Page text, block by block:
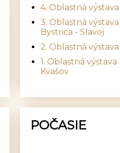
4. Oblastná
3. Oblastná
Bystrica - Slavoj
2. Oblastná
1. Oblastná
Kvašov
POČASIE